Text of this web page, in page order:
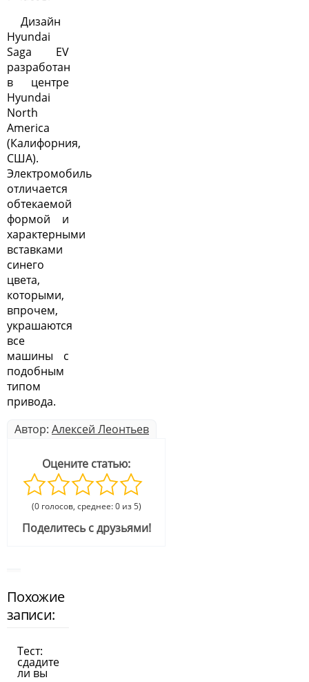
Дизайн
Hyundai
Saga EV
разработан
в центре
Hyundai
North
America
(Калифорния,
США).
Электромобиль
отличается
обтекаемой
формой и
характерными
вставками
синего
цвета,
которыми,
впрочем,
украшаются
все
машины с
подобным
типом
привода.
Автор: Алексей Леонтьев
Оцените статью:
(0 голосов, среднее: 0 из 5)
Поделитесь с друзьями!
Похожие
записи:
Тест:
сдадите
ли вы